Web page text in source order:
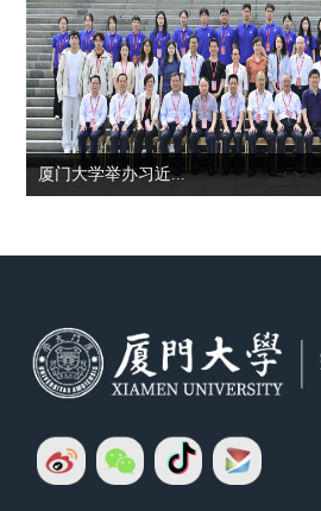
厦门大学举办习近...